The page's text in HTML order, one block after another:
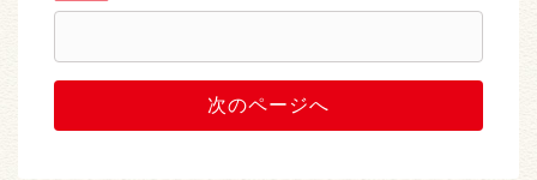
次のページへ